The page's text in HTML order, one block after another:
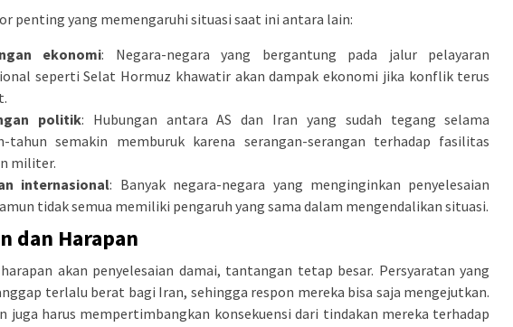
penting yang memengaruhi situasi saat ini antara lain:
ekonomi: Negara-negara yang bergantung pada jalur pelayaran
seperti Selat Hormuz khawatir akan dampak ekonomi jika konflik terus
politik: Hubungan antara AS dan Iran yang sudah tegang selama
tahun semakin memburuk karena serangan-serangan terhadap fasilitas
militer.
internasional: Banyak negara-negara yang menginginkan penyelesaian
tidak semua memiliki pengaruh yang sama dalam mengendalikan situasi.
dan Harapan
akan penyelesaian damai, tantangan tetap besar. Persyaratan yang
terlalu berat bagi Iran, sehingga respon mereka bisa saja mengejutkan.
juga harus mempertimbangkan konsekuensi dari tindakan mereka terhadap